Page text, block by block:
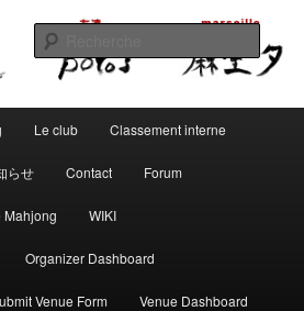
Marseille – Mahjong
Le club Classement interne
らせ Contact Forum
Mahjong WIKI
Organizer Dashboard
Venue Form Venue Dashboard